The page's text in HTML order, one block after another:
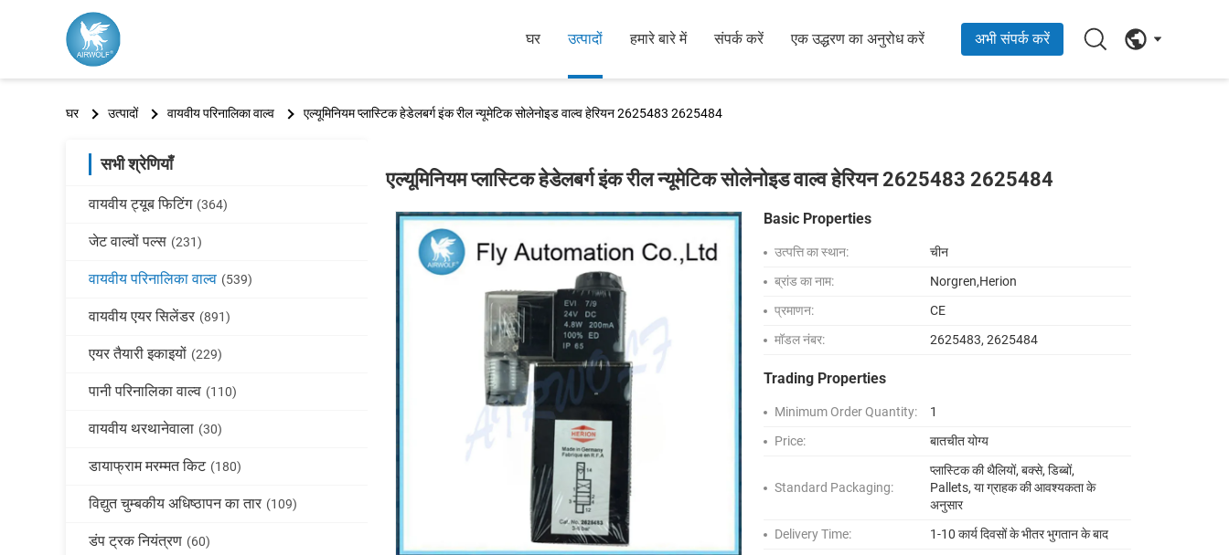
घर उत्पादों हमारे बारे में संपर्क करें एक उद्धरण का अनुरोध करें अभी संपर्क करें
घर उत्पादों वायवीय परिनालिका वाल्व एल्यूमिनियम प्लास्टिक हेडेलबर्ग इंक रील न्यूमेटिक सोलेनोइड वाल्व हेरियन 2625483 2625484
सभी श्रेणियाँ
वायवीय ट्यूब फिटिंग (364)
जेट वाल्वों पल्स (231)
वायवीय परिनालिका वाल्व (539)
वायवीय एयर सिलेंडर (891)
एयर तैयारी इकाइयों (229)
पानी परिनालिका वाल्व (110)
वायवीय थरथानेवाला (30)
डायाफ्राम मरम्मत किट (180)
विद्युत चुम्बकीय अधिष्ठापन का तार (109)
डंप ट्रक नियंत्रण (60)
एल्यूमिनियम प्लास्टिक हेडेलबर्ग इंक रील न्यूमेटिक सोलेनोइड वाल्व हेरियन 2625483 2625484
Basic Properties
उत्पत्ति का स्थान:
चीन
ब्रांड का नाम:
Norgren,Herion
प्रमाणन:
CE
मॉडल नंबर:
2625483, 2625484
Trading Properties
Minimum Order Quantity:
1
Price:
बातचीत योग्य
Standard Packaging:
प्लास्टिक की थैलियों, बक्से, डिब्बों,
Pallets, या ग्राहक की आवश्यकता के
अनुसार
Delivery Time:
1-10 कार्य दिवसों के भीतर भुगतान के बाद